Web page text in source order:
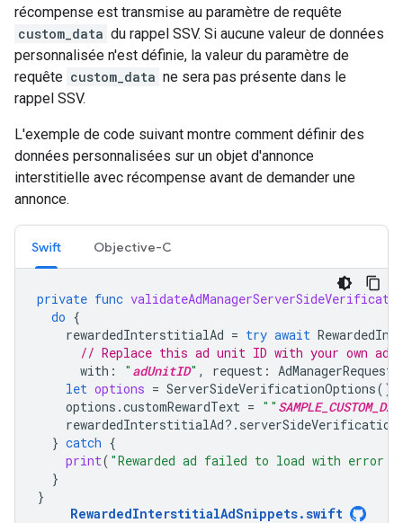
récompense est transmise au paramètre de requête
custom_data du rappel SSV. Si aucune valeur de données
personnalisée n'est définie, la valeur du paramètre de
requête custom_data ne sera pas présente dans le
rappel SSV.
L'exemple de code suivant montre comment définir des
données personnalisées sur un objet d'annonce
interstitielle avec récompense avant de demander une
annonce.
Swift Objective-C
private func
do {
rewardedInterstitialAd = try await
// Replace this ad unit ID with your own ad
with : " adUnitID" , request : AdManagerRequest
let options = ServerSideVerificationOptions()
options .customRewardText = ""
rewardedInterstitialAd?.
} catch {
print( "Rewarded ad failed to load with error:
}
}
RewardedInterstitialAdSnippets.swift